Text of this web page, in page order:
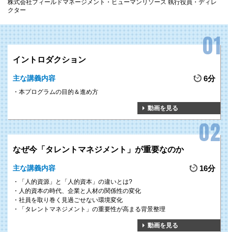
株式会社フィールドマネージメント・ヒューマンリソース 執行役員・ディレ
クター
イントロダクション
主な講義内容 6分
本プログラムの目的＆進め方
動画を見る
なぜ今「タレントマネジメント」が重要なのか
主な講義内容 16分
「人的資源」と「人的資本」の違いとは?
人的資本の時代、企業と人材の関係性の変化
社員を取り巻く見過ごせない環境変化
「タレントマネジメント」の重要性が高まる背景整理
動画を見る